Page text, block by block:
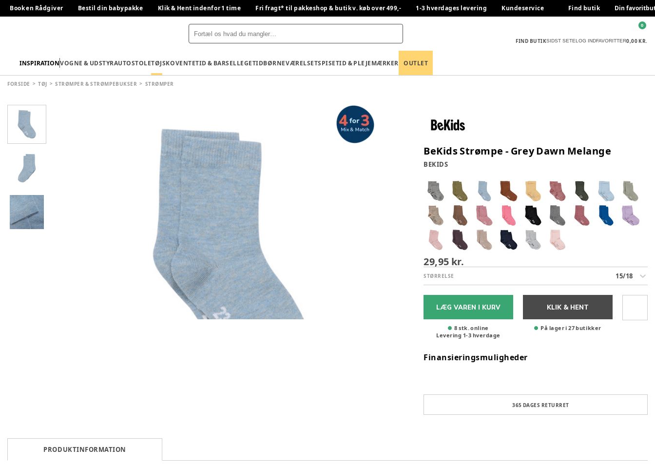
Book en Rådgiver Bestil din babypakke Klik & Hent indenfor 1 time Fri fragt* til pakkeshop & butik v. køb over 499,- 1-3 hverdages levering Kundeservice Find butik Din
FIND BUTIKSIDST SETELOG INDFAVORITTER0,00 KR.
0
INSPIRATIONVOGNE & UDSTYRAUTOSTOLETØJSKOVENTETID & BARSELLEGETIDBØRNEVÆRELSETSPISETID & PLEJEMÆRKER OUTLET
FORSIDE TØJ STRØMPER & STRØMPEBUKSER STRØMPER
BeKids Strømpe - Grey Dawn Melange
BEKIDS
29,95 kr.
STØRRELSE 15/18
LÆG VAREN I KURV
8 stk. online
Levering 1-3 hverdage
KLIK & HENT
På lager i 27 butikker
Finansieringsmuligheder
365 DAGES RETURRET
PRODUKTINFORMATION